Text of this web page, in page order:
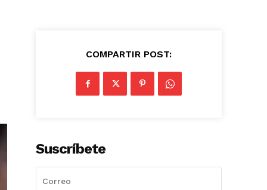
COMPARTIR POST:
Suscríbete